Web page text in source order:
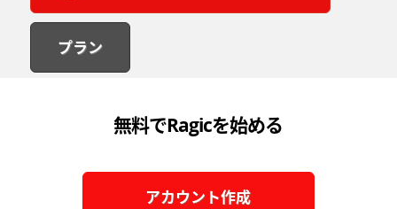
プラン
無料でRagicを始める
アカウント作成